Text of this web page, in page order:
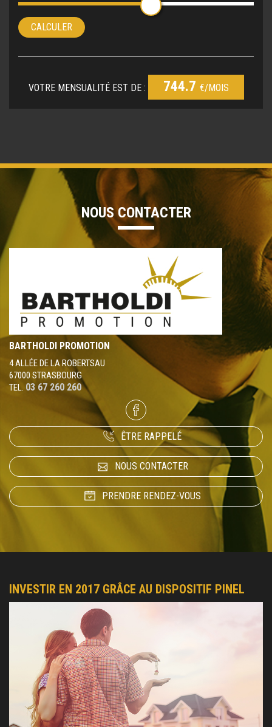
CALCULER
VOTRE MENSUALITÉ EST DE : 744.7 €/MOIS
NOUS CONTACTER
BARTHOLDI PROMOTION
4 ALLÉE DE LA ROBERTSAU
67000 STRASBOURG
TEL. 03 67 260 260
ÊTRE RAPPELÉ
NOUS CONTACTER
PRENDRE RENDEZ-VOUS
INVESTIR EN 2017 GRÂCE AU DISPOSITIF PINEL